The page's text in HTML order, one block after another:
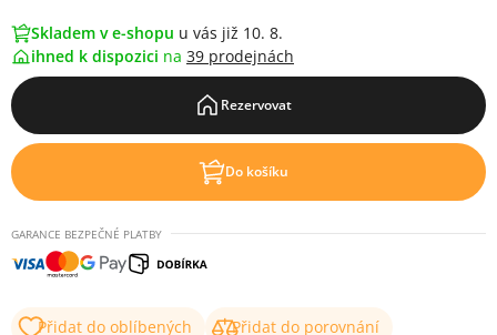
Skladem v e-shopu u vás již 10. 8.
ihned k dispozici na 39 prodejnách
Rezervovat
Do košíku
GARANCE BEZPEČNÉ PLATBY
Přidat do oblíbených
Přidat do porovnání